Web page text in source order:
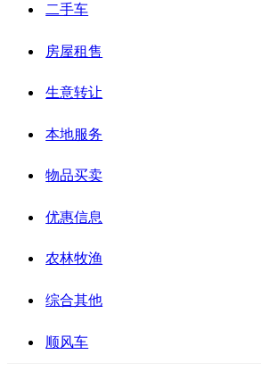
二手车
房屋租售
生意转让
本地服务
物品买卖
优惠信息
农林牧渔
综合其他
顺风车